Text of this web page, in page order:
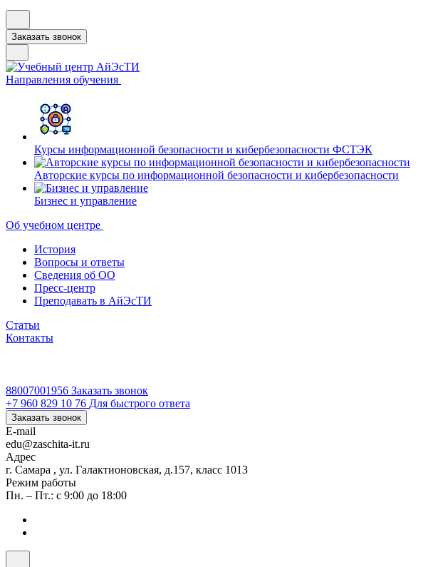
Заказать звонок
Направления обучения
Курсы информационной безопасности и кибербезопасности ФСТЭК
Авторские курсы по информационной безопасности и кибербезопасности
Бизнес и управление
Об учебном центре
История
Вопросы и ответы
Сведения об ОО
Пресс-центр
Преподавать в АйЭсТИ
Статьи
Контакты
88007001956 Заказать звонок
+7 960 829 10 76 Для быстрого ответа
Заказать звонок
E-mail
edu@zaschita-it.ru
Адрес
г. Самара , ул. Галактионовская, д.157, класс 1013
Режим работы
Пн. – Пт.: с 9:00 до 18:00